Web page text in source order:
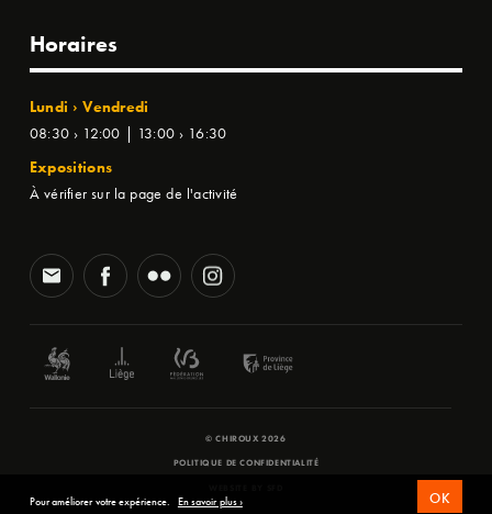
Horaires
Lundi › Vendredi
08:30 › 12:00 | 13:00 › 16:30
Expositions
À vérifier sur la page de l'activité
© CHIROUX 2026
POLITIQUE DE CONFIDENTIALITÉ
Pour améliorer votre expérience. En savoir plus › OK